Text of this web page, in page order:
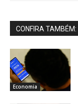
CONFIRA TAMBÉM:
Economia